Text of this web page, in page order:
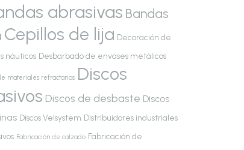
abrasivas Bandas
Cepillos de lija Decoración de
náuticos Desbarbado de envases metálicos
materiales refractarios Discos
Discos de desbaste Discos
Discos Velsystem Distribuidores industriales
Fabricación de calzado Fabricación de